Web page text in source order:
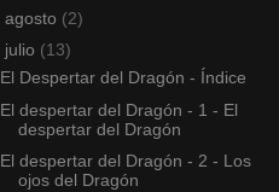
agosto (2)
julio (13)
El Despertar del Dragón - Índice
El despertar del Dragón - 1 - El
despertar del Dragón
El despertar del Dragón - 2 - Los
ojos del Dragón